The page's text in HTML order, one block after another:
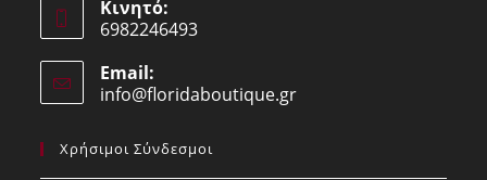
in
your
application
Κινητό:
6982246493
in
your
Email:
info@floridaboutique.grOpens
Χρήσιμοι Σύνδεσμοι